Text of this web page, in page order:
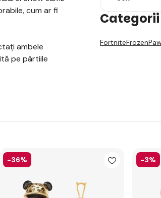
cum ar fi
ambele
pe pârtiile
FortniteFrozen
-36% -3%